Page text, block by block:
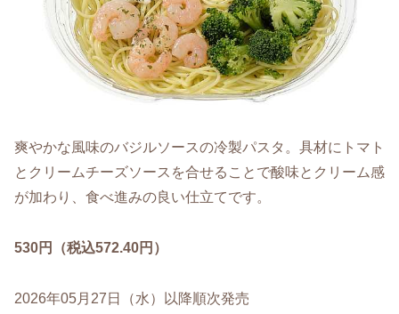
爽やかな風味のバジルソースの冷製パスタ。具材にトマト
とクリームチーズソースを合せることで酸味とクリーム感
が加わり、食べ進みの良い仕立てです。
530円（税込572.40円）
2026年05月27日（水）以降順次発売